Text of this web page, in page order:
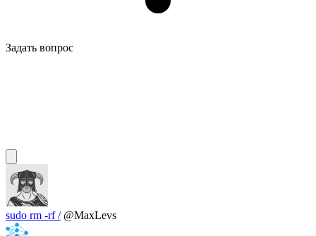
Задать вопрос
sudo rm -rf / @MaxLevs